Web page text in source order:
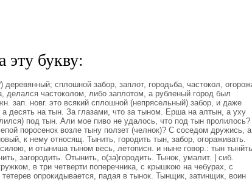
эту букву:
сплошной забор, заплот, городьба, частокол,
делался частоколом, либо заплотом, а рубленый город был
зап. новг. это всякий сплошной (непрясельный) забор, и даже
десять на тын. За глазами, что за тыном. Ерша на алтын, а уху
под тын. Али мое пиво не удалось, что под тын пролилось?
поросенок возле тыну ползет (челнок)? С соседом дружись, а
к нему относящ. Тынить, городить тын, забор, огораживать.
и отыниша тыном весь, летописн. и ныне говор.: тын
загородить. Отынить, о(за)городить. Тынок, умалит. | сиб.
в три четверти поперечника, с крышкою на чебурах, с
опрокидывается, падая в тынок. Тынщик, затинщик, воин